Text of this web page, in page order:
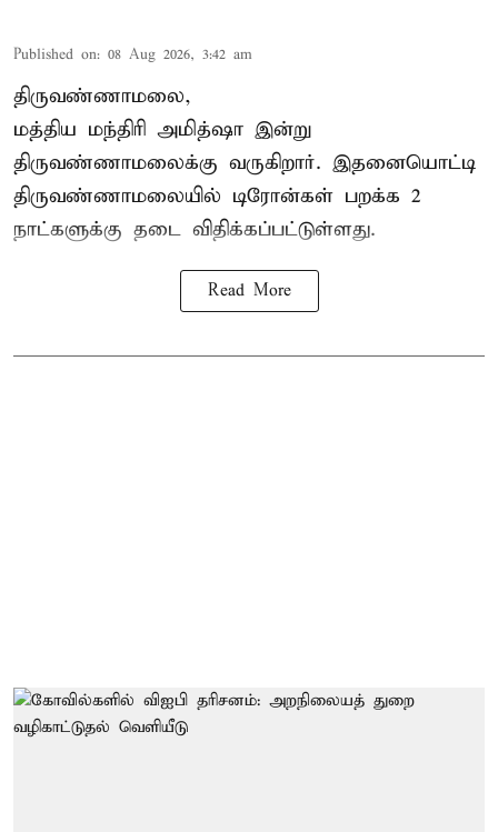
Published on: 08 Aug 2026, 3:42 am
திருவண்ணாமலை,
மத்திய மந்திரி அமித்ஷா இன்று
திருவண்ணாமலைக்கு வருகிறார். இதனையொட்டி
திருவண்ணாமலையில் டிரோன்கள் பறக்க 2
நாட்களுக்கு தடை விதிக்கப்பட்டுள்ளது.
Read More